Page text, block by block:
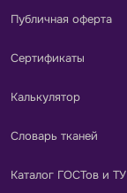
Публичная оферта
Сертификаты
Калькулятор
Словарь тканей
Каталог ГОСТов и ТУ